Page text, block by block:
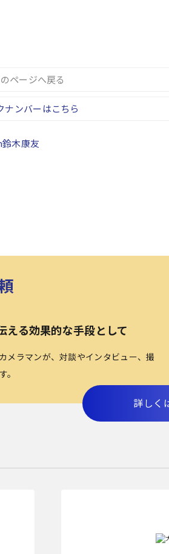
ページへ戻る
ナンバーはこちら
鈴木康友
える効果的な手段として
メラマンが、対談やインタビュー、撮
詳しく